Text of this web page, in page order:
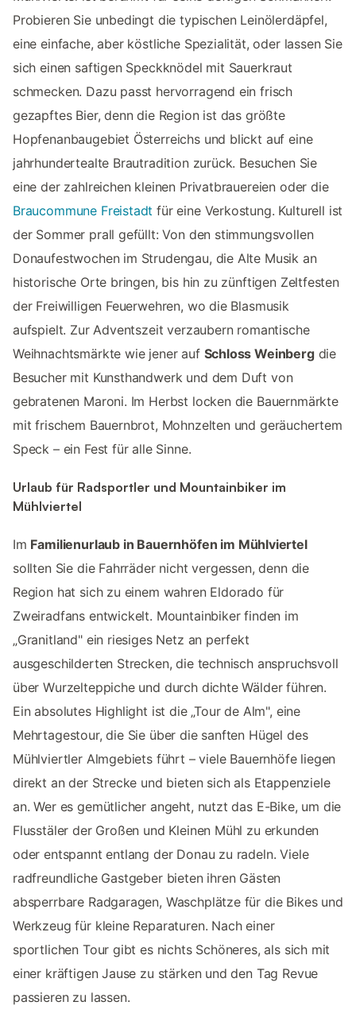
Probieren Sie unbedingt die typischen Leinölerdäpfel,
eine einfache, aber köstliche Spezialität, oder lassen Sie
sich einen saftigen Speckknödel mit Sauerkraut
schmecken. Dazu passt hervorragend ein frisch
gezapftes Bier, denn die Region ist das größte
Hopfenanbaugebiet Österreichs und blickt auf eine
jahrhundertealte Brautradition zurück. Besuchen Sie
eine der zahlreichen kleinen Privatbrauereien oder die
Braucommune Freistadt für eine Verkostung. Kulturell ist
der Sommer prall gefüllt: Von den stimmungsvollen
Donaufestwochen im Strudengau, die Alte Musik an
historische Orte bringen, bis hin zu zünftigen Zeltfesten
der Freiwilligen Feuerwehren, wo die Blasmusik
aufspielt. Zur Adventszeit verzaubern romantische
Weihnachtsmärkte wie jener auf Schloss Weinbergdie
Besucher mit Kunsthandwerk und dem Duft von
gebratenen Maroni. Im Herbst locken die Bauernmärkte
mit frischem Bauernbrot, Mohnzelten und geräuchertem
Speck – ein Fest für alle Sinne.
Urlaub für Radsportler und Mountainbiker im
Mühlviertel
Im Familienurlaub in Bauernhöfen im Mühlviertel
sollten Sie die Fahrräder nicht vergessen, denn die
Region hat sich zu einem wahren Eldorado für
Zweiradfans entwickelt. Mountainbiker finden im
„Granitland" ein riesiges Netz an perfekt
ausgeschilderten Strecken, die technisch anspruchsvoll
über Wurzelteppiche und durch dichte Wälder führen.
Ein absolutes Highlight ist die „Tour de Alm", eine
Mehrtagestour, die Sie über die sanften Hügel des
Mühlviertler Almgebiets führt – viele Bauernhöfe liegen
direkt an der Strecke und bieten sich als Etappenziele
an. Wer es gemütlicher angeht, nutzt das E-Bike, um die
Flusstäler der Großen und Kleinen Mühl zu erkunden
oder entspannt entlang der Donau zu radeln. Viele
radfreundliche Gastgeber bieten ihren Gästen
absperrbare Radgaragen, Waschplätze für die Bikes und
Werkzeug für kleine Reparaturen. Nach einer
sportlichen Tour gibt es nichts Schöneres, als sich mit
einer kräftigen Jause zu stärken und den Tag Revue
passieren zu lassen.